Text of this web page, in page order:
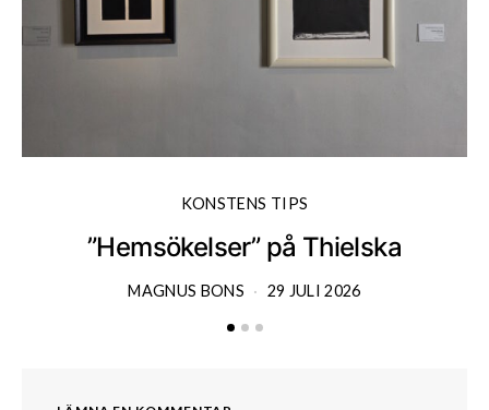
KONSTENS TIPS
”Hemsökelser” på Thielska
MAGNUS BONS 29 JULI 2026